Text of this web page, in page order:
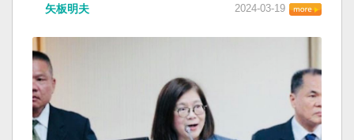
矢板明夫 2024-03-19